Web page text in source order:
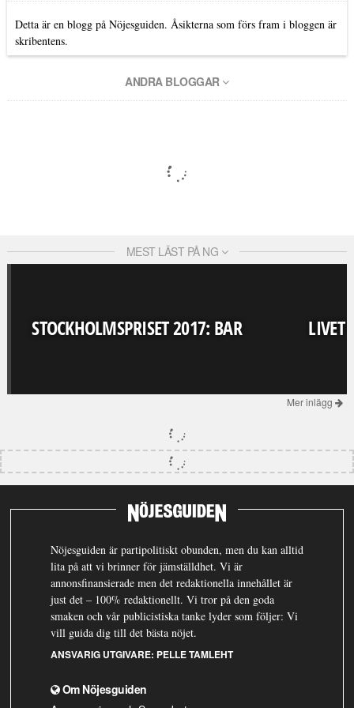
Detta är en blogg på Nöjesguiden. Åsikterna som förs fram i bloggen är
skribentens.
ANDRA BLOGGAR
MEST LÄST PÅ NG
STOCKHOLMSPRISET 2017: BAR LIVET
Mer inlägg
Nöjesguiden är partipolitiskt obunden, men du kan alltid
lita på att vi brinner för jämställdhet. Vi är
annonsfinansierade men det redaktionella innehållet är
just det – 100% redaktionellt. Vi tror på den goda
smaken och vår publicistiska tanke lyder som följer: Vi
vill guida dig till det bästa nöjet.
ANSVARIG UTGIVARE: PELLE TAMLEHT
Om Nöjesguiden